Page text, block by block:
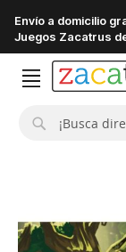
Envío a domicilio
Juegos Zacatrus
la
galería